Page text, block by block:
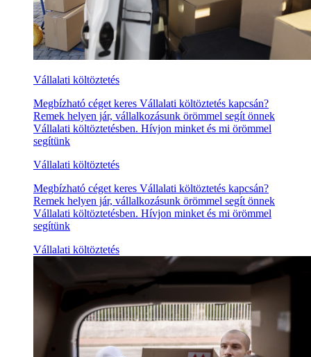
Vállalati költöztetés
Megbízható céget keres Vállalati költöztetés kapcsán?
Remek helyen jár, vállalkozásunk örömmel segít önnek
Vállalati költöztetésben. Hívjon minket és mi örömmel
segítünk
Vállalati költöztetés
Megbízható céget keres Vállalati költöztetés kapcsán?
Remek helyen jár, vállalkozásunk örömmel segít önnek
Vállalati költöztetésben. Hívjon minket és mi örömmel
segítünk
Vállalati költöztetés